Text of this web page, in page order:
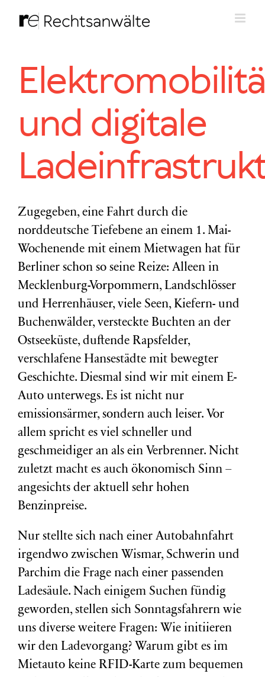
Inhalt
und digitale
Zugegeben, eine Fahrt durch die
norddeutsche Tiefebene an einem 1. Mai-
Wochenende mit einem Mietwagen hat für
Berliner schon so seine Reize: Alleen in
Mecklenburg-Vorpommern, Landschlösser
und Herrenhäuser, viele Seen, Kiefern- und
Buchenwälder, versteckte Buchten an der
Ostseeküste, duftende Rapsfelder,
verschlafene Hansestädte mit bewegter
Geschichte. Diesmal sind wir mit einem E-
Auto unterwegs. Es ist nicht nur
emissionsärmer, sondern auch leiser. Vor
allem spricht es viel schneller und
geschmeidiger an als ein Verbrenner. Nicht
zuletzt macht es auch ökonomisch Sinn –
angesichts der aktuell sehr hohen
Benzinpreise.
Nur stellte sich nach einer Autobahnfahrt
irgendwo zwischen Wismar, Schwerin und
Parchim die Frage nach einer passenden
Ladesäule. Nach einigem Suchen fündig
geworden, stellen sich Sonntagsfahrern wie
uns diverse weitere Fragen: Wie initiieren
wir den Ladevorgang? Warum gibt es im
Mietauto keine RFID-Karte zum bequemen